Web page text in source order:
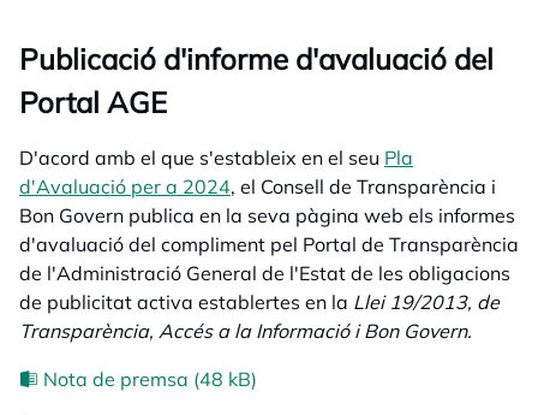
Publicació d'informe d'avaluació del
Portal AGE
D'acord amb el que s'estableix en el seu Pla
d'Avaluació per a 2024opens in a new tab
, el Consell de Transparència i
Bon Govern publica en la seva pàgina web els informes
d'avaluació del compliment pel Portal de Transparència
de l'Administració General de l'Estat de les obligacions
de publicitat activa establertes en la Llei 19/2013, de
Transparència, Accés a la Informació i Bon Govern.
Nota de premsa (48 kB)